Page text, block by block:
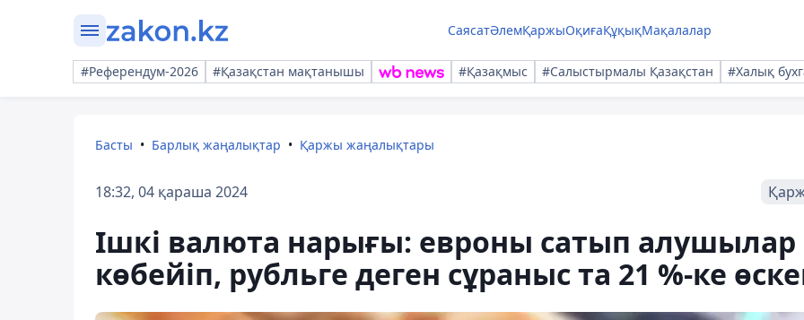
СаясатӘлемҚаржыОқиғаҚұқықМақалалар
#Референдум-2026 #Қазақстан мақтанышы #Қазақмыс #Салыстырмалы Қазақстан #Халық
Басты Барлық жаңалықтар Қаржы жаңалықтары
18:32, 04 қараша 2024
Ішкі валюта нарығы: евроны сатып алушылар
көбейіп, рубльге деген сұраныс та 21 %-ке